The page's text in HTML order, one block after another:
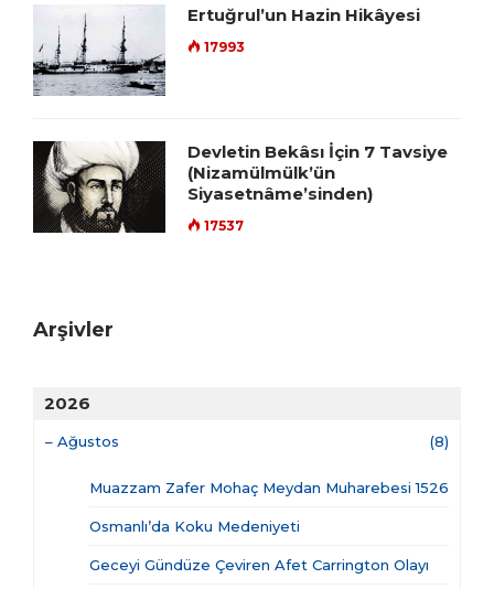
Ertuğrul’un Hazin Hikâyesi
17993
Devletin Bekâsı İçin 7 Tavsiye
(Nizamülmülk’ün
Siyasetnâme’sinden)
17537
Arşivler
2026
– Ağustos (8)
Muazzam Zafer Mohaç Meydan Muharebesi 1526
Osmanlı’da Koku Medeniyeti
Geceyi Gündüze Çeviren Afet Carrington Olayı